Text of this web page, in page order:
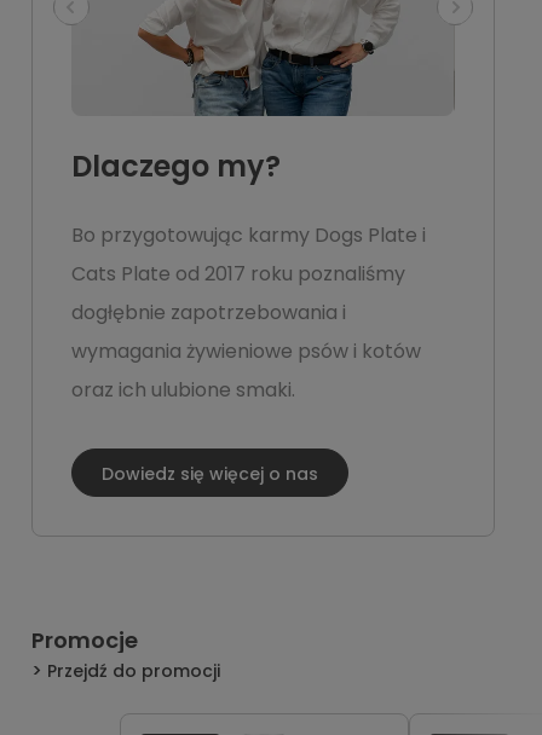
Dlaczego my?
Bo przygotowując karmy Dogs Plate i
Cats Plate od 2017 roku poznaliśmy
dogłębnie zapotrzebowania i
wymagania żywieniowe psów i kotów
oraz ich ulubione smaki.
Dowiedz się więcej o nas
Promocje
Przejdź do promocji